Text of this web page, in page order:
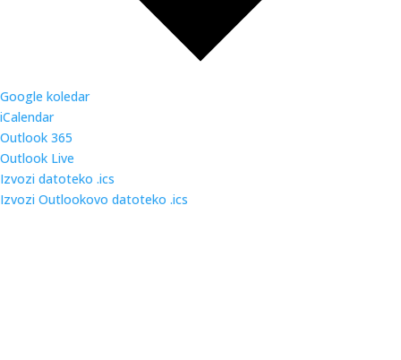
Google koledar
iCalendar
Outlook 365
Outlook Live
Izvozi datoteko .ics
Izvozi Outlookovo datoteko .ics